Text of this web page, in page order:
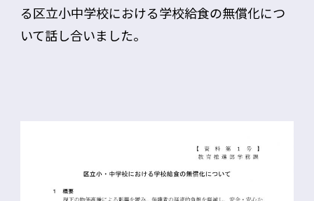
る区立小中学校における学校給食の無償化につ
いて話し合いました。